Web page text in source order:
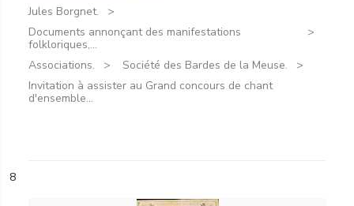
Jules Borgnet.
Documents annonçant des manifestations
folkloriques,...
Associations.
Société des Bardes de la Meuse.
Invitation à assister au Grand concours de chant
d'ensemble...
8